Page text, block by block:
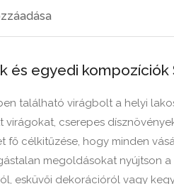
és egyedi
található virágbolt a helyi
cserepes
fő célkitűzése, hogy minden
megoldásokat nyújtson
esküvői dekorációról vagy